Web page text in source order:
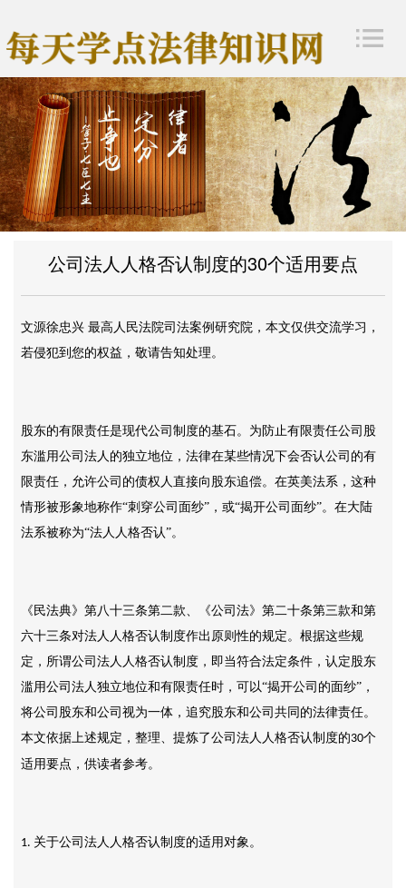
公司法人人格否认制度的30个适用要点
文源徐忠兴 最高人民法院司法案例研究院 ，本文仅供交流学习，
若侵犯到您的权益，敬请告知处理。
股东的有限责任是现代公司制度的基石。为防止有限责任公司股
东滥用公司法人的独立地位，法律在某些情况下会否认公司的有
限责任，允许公司的债权人直接向股东追偿。在英美法系，这种
情形被形象地称作“刺穿公司面纱”，或“揭开公司面纱”。在大陆
法系被称为“法人人格否认”。
《民法典》第八十三条第二款、《公司法》第二十条第三款和第
六十三条对法人人格否认制度作出原则性的规定。根据这些规
定，所谓公司法人人格否认制度，即当符合法定条件，认定股东
滥用公司法人独立地位和有限责任时，可以“揭开公司的面纱”，
将公司股东和公司视为一体，追究股东和公司共同的法律责任。
本文依据上述规定，整理、提炼了公司法人人格否认制度的30个
适用要点，供读者参考。
1. 关于公司法人人格否认制度的适用对象。